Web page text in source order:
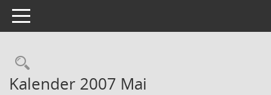
Toggle navigation
Rechercheauswahl
Kalender 2007 Mai